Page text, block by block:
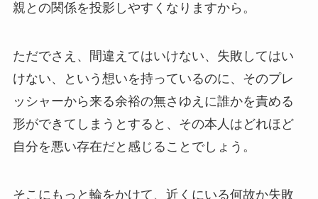
親との関係を投影しやすくなりますから。
ただでさえ、間違えてはいけない、失敗してはい
けない、という想いを持っているのに、そのプレ
ッシャーから来る余裕の無さゆえに誰かを責める
形ができてしまうとすると、その本人はどれほど
自分を悪い存在だと感じることでしょう。
そこにもっと輪をかけて、近くにいる何故か失敗